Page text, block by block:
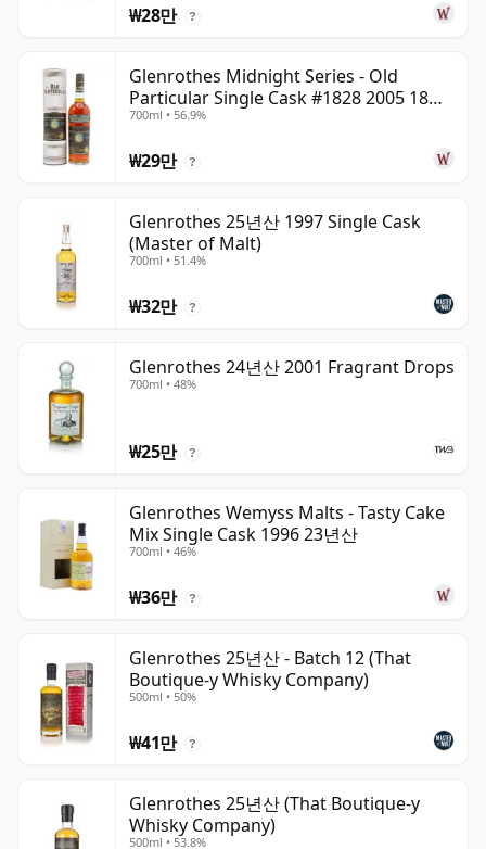
₩28만 ?
Glenrothes Midnight Series - Old
Particular Single Cask #1828 2005 18년
산
700ml • 56.9%
₩29만 ?
Glenrothes 25년산 1997 Single Cask
(Master of Malt)
700ml • 51.4%
₩32만 ?
Glenrothes 24년산 2001 Fragrant Drops
700ml • 48%
₩25만 ?
Glenrothes Wemyss Malts - Tasty Cake
Mix Single Cask 1996 23년산
700ml • 46%
₩36만 ?
Glenrothes 25년산 - Batch 12 (That
Boutique-y Whisky Company)
500ml • 50%
₩41만 ?
Glenrothes 25년산 (That Boutique-y
Whisky Company)
500ml • 53.8%